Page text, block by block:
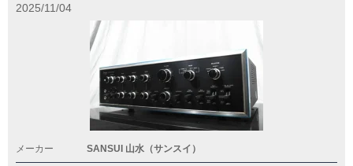
2025/11/04
メーカー SANSUI 山水（サンスイ）